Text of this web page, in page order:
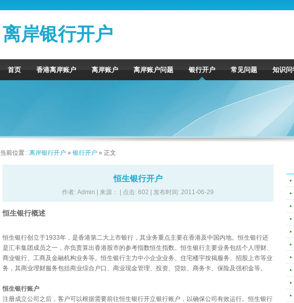
离岸银行开户
首页 香港离岸账户 离岸账户 离岸账户问题 银行开户 常见问题 知识问
当前位置 : 离岸银行开户 » 银行开户 » 正文
恒生银行开户
作者: Admin | 来源： | 点击: 602 | 发布时间: 2011-06-29
恒生银行概述
恒生银行创立于1933年，是香港第二大上市银行，其业务重点主要在香港及中国内地。恒生银行还
是汇丰集团成员之一，亦负责算出香港股市的参考指数恒生指数。恒生银行主要业务包括个人理财、
商业银行、工商及金融机构业务等。恒生银行主力中小企业业务、住宅楼宇按揭服务、招股上市等业
务，其商业理财服务包括商业综合户口、商业现金管理、投资、贷款、商务卡、保险及强积金等。
恒生银行账户
注册成立公司之后，客户可以根据需要前往恒生银行开立银行账户，以确保公司有效运行。恒生银行